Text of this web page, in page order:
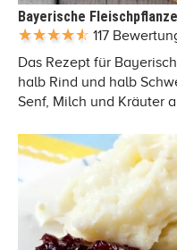
Bayerische
117
Das Rezept für
halb Rind und halb
Senf, Milch und Kräuter